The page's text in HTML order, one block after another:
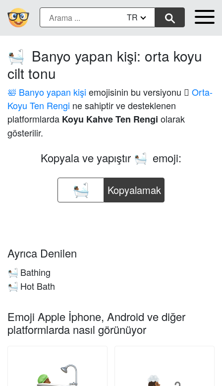
TR
🛀🏾 Banyo yapan kişi: orta koyu
cilt tonu
🛀 Banyo yapan kişi emojisinin bu versiyonu 🏾 Orta-
Koyu Ten Rengi ne sahiptir ve desteklenen
platformlarda Koyu Kahve Ten Rengi olarak
gösterilir.
Kopyala ve yapıştır 🛀🏾 emoji:
Kopyalamak
Ayrıca Denilen
🛀🏾 Bathing
🛀🏾 Hot Bath
Emoji Apple İphone, Android ve diğer
platformlarda nasıl görünüyor